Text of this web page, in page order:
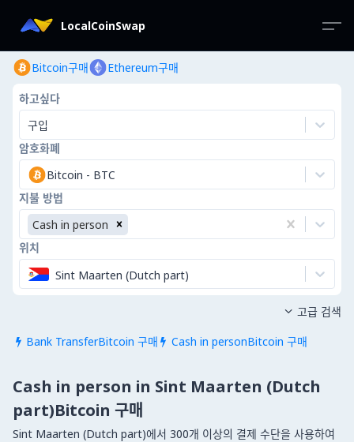
LocalCoinSwap
Bitcoin구매 Ethereum구매
하고싶다
구입
암호화폐
Bitcoin - BTC
지불 방법
Cash in person
위치
Sint Maarten (Dutch part)
 Bank TransferBitcoin 구매  Cash in personBitcoin 구매
 고급 검색
Cash in person in Sint Maarten (Dutch
part)Bitcoin 구매
Sint Maarten (Dutch part)에서 300개 이상의 결제 수단을 사용하여